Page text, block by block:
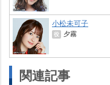
小松未可子
役 夕霧
関連記事